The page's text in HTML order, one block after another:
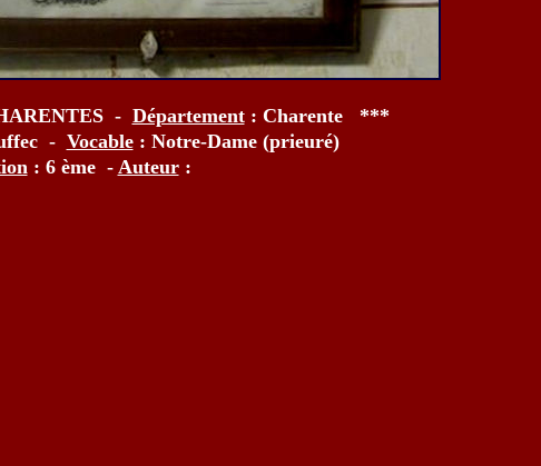
- Département: Charente ***
- Vocable: Notre-Dame (prieuré)
: 6 ème - Auteur: